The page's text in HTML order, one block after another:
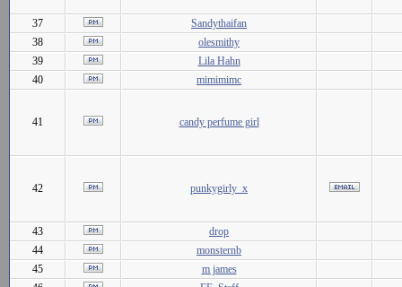
37
Sandythaifan
38
olesmithy
39
Lila Hahn
40
mimimimc
41 candy perfume girl
42 punkygirly_x
43
drop
44
monsternb
45
m james